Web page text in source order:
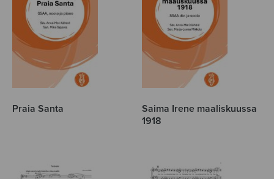
Praia Santa
Saima Irene maaliskuussa
1918